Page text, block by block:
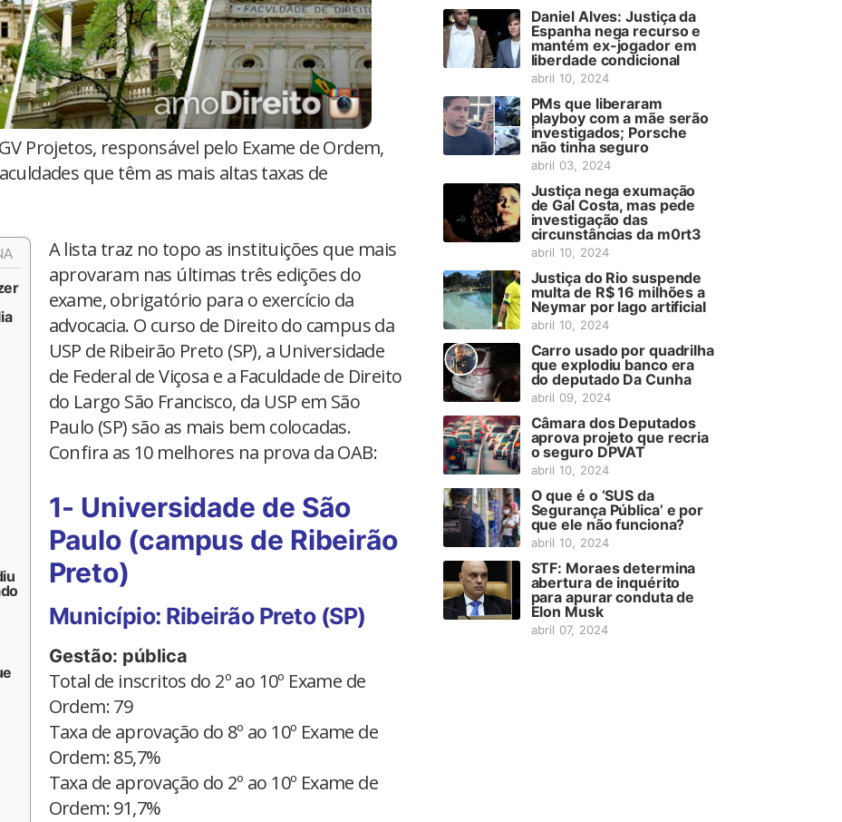
Projetos, responsável pelo Exame de Ordem,
que têm as mais altas taxas de
A lista traz no topo as instituições que mais
aprovaram nas últimas três edições do
exame, obrigatório para o exercício da
advocacia. O curso de Direito do campus da
USP de Ribeirão Preto (SP), a Universidade
de Federal de Viçosa e a Faculdade de Direito
do Largo São Francisco, da USP em São
Paulo (SP) são as mais bem colocadas.
Confira as 10 melhores na prova da OAB:
1- Universidade de São
Paulo (campus de Ribeirão
Preto)
Município: Ribeirão Preto (SP)
Gestão: pública
Total de inscritos do 2º ao 10º Exame de
Ordem: 79
Taxa de aprovação do 8º ao 10º Exame de
Ordem: 85,7%
Taxa de aprovação do 2º ao 10º Exame de
Ordem: 91,7%
Daniel Alves: Justiça da
Espanha nega recurso e
mantém ex-jogador em
liberdade condicional
abril 10, 2024
PMs que liberaram
playboy com a mãe serão
investigados; Porsche
não tinha seguro
abril 03, 2024
Justiça nega exumação
de Gal Costa, mas pede
investigação das
circunstâncias da m0rt3
abril 10, 2024
Justiça do Rio suspende
multa de R$ 16 milhões a
Neymar por lago artificial
abril 10, 2024
Carro usado por quadrilha
que explodiu banco era
do deputado Da Cunha
abril 09, 2024
Câmara dos Deputados
aprova projeto que recria
o seguro DPVAT
abril 10, 2024
O que é o ‘SUS da
Segurança Pública’ e por
que ele não funciona?
abril 10, 2024
STF: Moraes determina
abertura de inquérito
para apurar conduta de
Elon Musk
abril 07, 2024